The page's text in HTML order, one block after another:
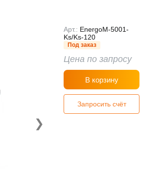
❯
Арт.: EnergoM-5001-
Ks/Ks-120
Под заказ
Цена по запросу
В корзину
Запросить счёт